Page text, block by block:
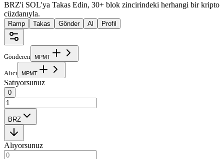
BRZ'i SOL'ya Takas Edin, 30+ blok zincirindeki herhangi bir kripto
cüzdanıyla.
Ramp Takas Gönder Al Profil
Gönderen MPMT
Alıcı MPMT
Satıyorsunuz
0
BRZ
Alıyorsunuz